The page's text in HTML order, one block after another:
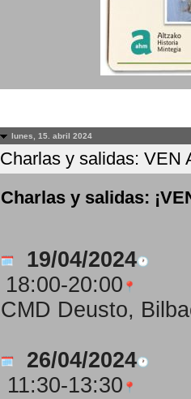
lunes, 15. abril 2024
Charlas y salidas: VEN
Charlas y salidas:
19/04/2024
18:00-20:00
CMD Deusto,
26/04/2024
11:30-13:30